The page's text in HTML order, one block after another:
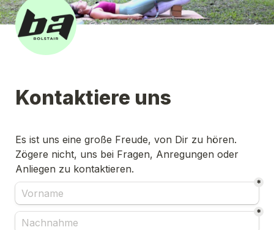
Kontaktiere uns
Es ist uns eine große Freude, von Dir zu hören.
Zögere nicht, uns bei Fragen, Anregungen oder
Anliegen zu kontaktieren.
*
*